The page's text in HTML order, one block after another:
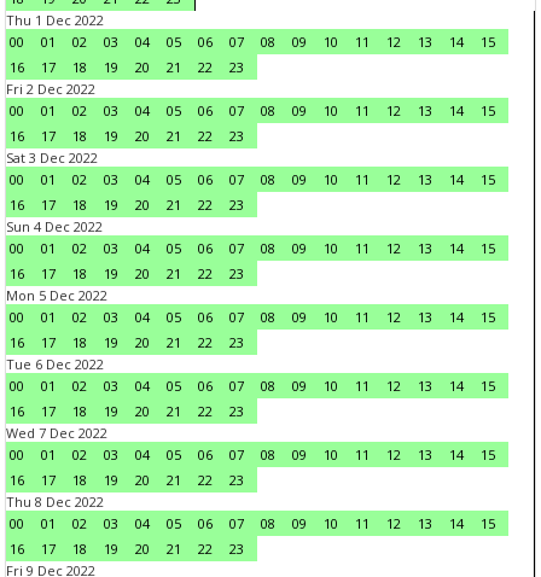
Thu 1 Dec 2022
00
01 02 03 04 05 06 07 08 09 10 11 12 13 14
15
16
17 18 19 20 21 22
23
Fri 2 Dec 2022
00
01 02 03 04 05 06 07 08 09 10 11 12 13 14
15
16
17 18 19 20 21 22
23
Sat 3 Dec 2022
00
01 02 03 04 05 06 07 08 09 10 11 12 13 14
15
16
17 18 19 20 21 22
23
Sun 4 Dec 2022
00
01 02 03 04 05 06 07 08 09 10 11 12 13 14
15
16
17 18 19 20 21 22
23
Mon 5 Dec 2022
00
01 02 03 04 05 06 07 08 09 10 11 12 13 14
15
16
17 18 19 20 21 22
23
Tue 6 Dec 2022
00
01 02 03 04 05 06 07 08 09 10 11 12 13 14
15
16
17 18 19 20 21 22
23
Wed 7 Dec 2022
00
01 02 03 04 05 06 07 08 09 10 11 12 13 14
15
16
17 18 19 20 21 22
23
Thu 8 Dec 2022
00
01 02 03 04 05 06 07 08 09 10 11 12 13 14
15
16
17 18 19 20 21 22
23
Fri 9 Dec 2022